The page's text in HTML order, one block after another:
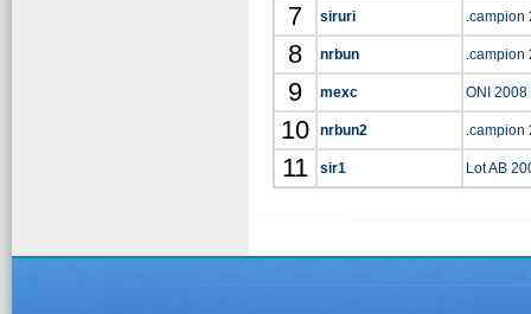
7 siruri .campion
8 nrbun .campion
9 mexc ONI 2008
10 nrbun2 .campion
11 sir1 Lot AB